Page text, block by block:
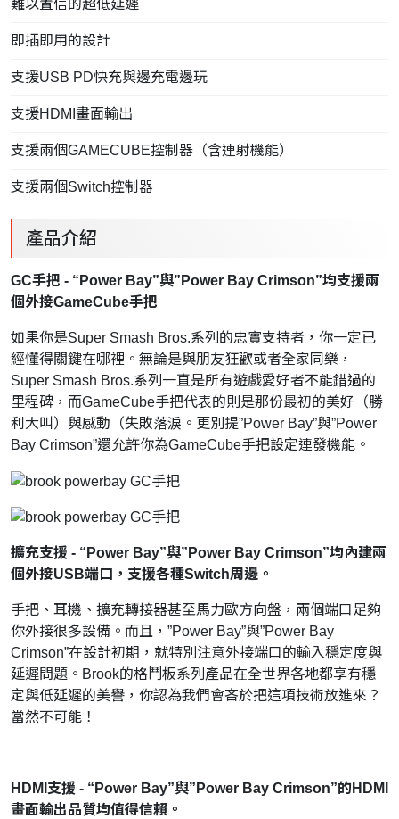
難以置信的超低延遲
即插即用的設計
支援USB PD快充與邊充電邊玩
支援HDMI畫面輸出
支援兩個GAMECUBE控制器（含連射機能）
支援兩個Switch控制器
產品介紹
GC手把 - “Power Bay”與”Power Bay Crimson”均支援兩
個外接GameCube手把
如果你是Super Smash Bros.系列的忠實支持者，你一定已
經懂得關鍵在哪裡。無論是與朋友狂歡或者全家同樂，
Super Smash Bros.系列一直是所有遊戲愛好者不能錯過的
里程碑，而GameCube手把代表的則是那份最初的美好（勝
利大叫）與感動（失敗落淚。更別提”Power Bay”與”Power
Bay Crimson”還允許你為GameCube手把設定連發機能。
擴充支援 - “Power Bay”與”Power Bay Crimson”均內建兩
個外接USB端口，支援各種Switch周邊。
手把、耳機、擴充轉接器甚至馬力歐方向盤，兩個端口足夠
你外接很多設備。而且，”Power Bay”與”Power Bay
Crimson”在設計初期，就特別注意外接端口的輸入穩定度與
延遲問題。Brook的格鬥板系列產品在全世界各地都享有穩
定與低延遲的美譽，你認為我們會吝於把這項技術放進來？
當然不可能！
HDMI支援 - “Power Bay”與”Power Bay Crimson”的HDMI
畫面輸出品質均值得信賴。